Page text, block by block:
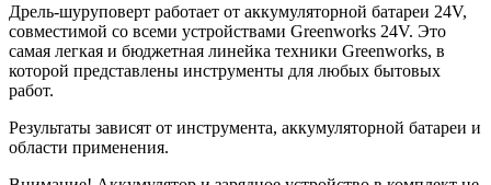
Дрель-шуруповерт работает от аккумуляторной батареи 24V,
совместимой со всеми устройствами Greenworks 24V. Это
самая легкая и бюджетная линейка техники Greenworks, в
которой представлены инструменты для любых бытовых
работ.
Результаты зависят от инструмента, аккумуляторной батареи и
области применения.